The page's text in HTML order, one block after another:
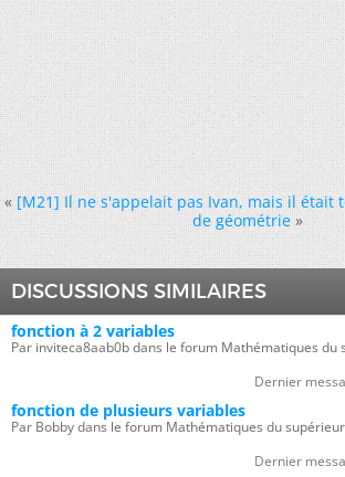
« [M21] Il ne s'appelait pas Ivan, mais il était
de géométrie »
DISCUSSIONS SIMILAIRES
fonction à 2 variables
Par inviteca8aab0b dans le forum Mathématiques du
Dernier
fonction de plusieurs variables
Par Bobby dans le forum Mathématiques du supérieur
Dernier